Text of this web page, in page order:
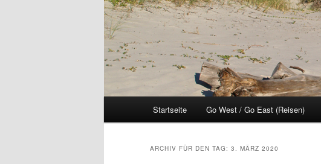
Startseite Go West / Go East (Reisen)
ARCHIV FÜR DEN TAG: 3. MÄRZ 2020